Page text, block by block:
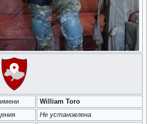
William Toro
Не установлена